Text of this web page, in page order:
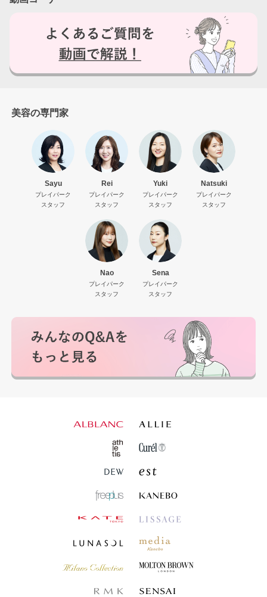
はい
美容の専門家
Sayu
プレイパーク
スタッフ
Rei
プレイパーク
スタッフ
Yuki
プレイパーク
スタッフ
Natsuki
プレイパーク
スタッフ
Nao
プレイパーク
スタッフ
Sena
プレイパーク
スタッフ